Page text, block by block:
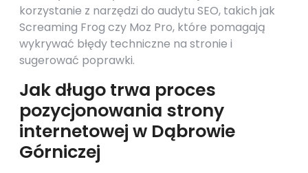
korzystanie z narzędzi do audytu SEO, takich jak
Screaming Frog czy Moz Pro, które pomagają
wykrywać błędy techniczne na stronie i
sugerować poprawki.
Jak długo trwa proces
pozycjonowania strony
internetowej w Dąbrowie
Górniczej